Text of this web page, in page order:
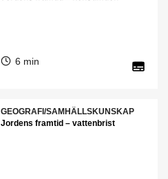
6 min
GEOGRAFI/SAMHÄLLSKUNSKAP
Jordens framtid – vattenbrist